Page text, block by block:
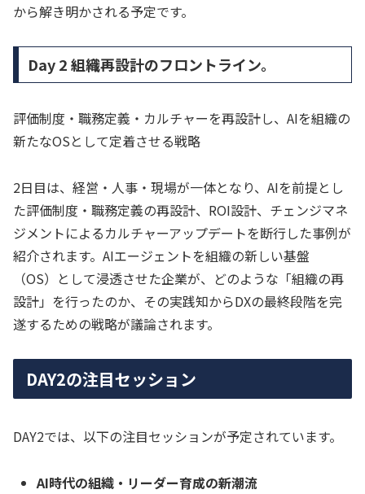
から解き明かされる予定です。
Day 2 組織再設計のフロントライン。
評価制度・職務定義・カルチャーを再設計し、AIを組織の
新たなOSとして定着させる戦略
2日目は、経営・人事・現場が一体となり、AIを前提とし
た評価制度・職務定義の再設計、ROI設計、チェンジマネ
ジメントによるカルチャーアップデートを断行した事例が
紹介されます。AIエージェントを組織の新しい基盤
（OS）として浸透させた企業が、どのような「組織の再
設計」を行ったのか、その実践知からDXの最終段階を完
遂するための戦略が議論されます。
DAY2の注目セッション
DAY2では、以下の注目セッションが予定されています。
AI時代の組織・リーダー育成の新潮流